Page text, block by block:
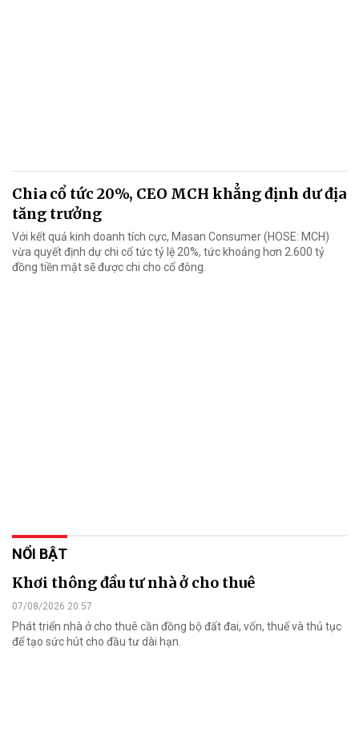
Chia cổ tức 20%, CEO MCH khẳng định dư địa
tăng trưởng
Với kết quả kinh doanh tích cực, Masan Consumer (HOSE: MCH)
vừa quyết định dự chi cổ tức tỷ lệ 20%, tức khoảng hơn 2.600 tỷ
đồng tiền mặt sẽ được chi cho cổ đông.
NỔI BẬT
Khơi thông đầu tư nhà ở cho thuê
07/08/2026 20:57
Phát triển nhà ở cho thuê cần đồng bộ đất đai, vốn, thuế và thủ tục
để tạo sức hút cho đầu tư dài hạn.